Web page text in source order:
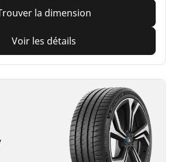
la dimension
Voir les détails